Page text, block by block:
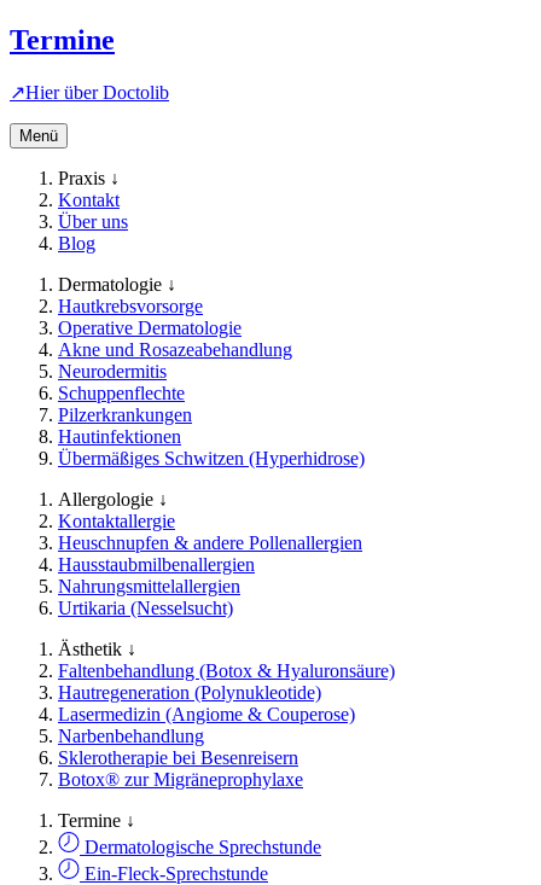
Termine
↗Hier überDoctolib
Menü
Praxis ↓
Kontakt
Über uns
Blog
Dermatologie ↓
Hautkrebsvorsorge
Operative Dermatologie
Akne und Rosazeabehandlung
Neurodermitis
Schuppenflechte
Pilzerkrankungen
Hautinfektionen
Übermäßiges Schwitzen (Hyperhidrose)
Allergologie ↓
Kontaktallergie
Heuschnupfen & andere Pollenallergien
Hausstaubmilbenallergien
Nahrungsmittelallergien
Urtikaria (Nesselsucht)
Ästhetik ↓
Faltenbehandlung (Botox & Hyaluronsäure)
Hautregeneration (Polynukleotide)
Lasermedizin (Angiome & Couperose)
Narbenbehandlung
Sklerotherapie bei Besenreisern
Botox® zur Migräneprophylaxe
Termine ↓
Dermatologische Sprechstunde
Ein-Fleck-Sprechstunde